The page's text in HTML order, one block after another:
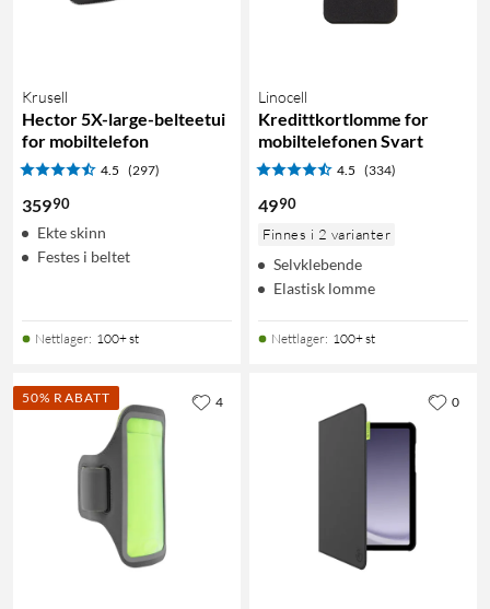
Krusell
Hector 5X-large-belteetui
for mobiltelefon
4.5 (297)
35990
Ekte skinn
Festes i beltet
Nettlager: 100+ st
Linocell
Kredittkortlomme for
mobiltelefonen Svart
4.5 (334)
4990
Finnes i 2 varianter
Selvklebende
Elastisk lomme
Nettlager: 100+ st
50% RABATT 4 0